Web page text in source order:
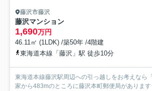
藤沢市藤沢
藤沢マンション
1,690万円
46.11㎡ (1LDK) /築50年 /4階建
東海道本線「藤沢」駅 徒歩10分
東海道本線藤沢駅周辺への引っ越しをお考えなら
家から483mのところに藤沢本町郵便局がありま